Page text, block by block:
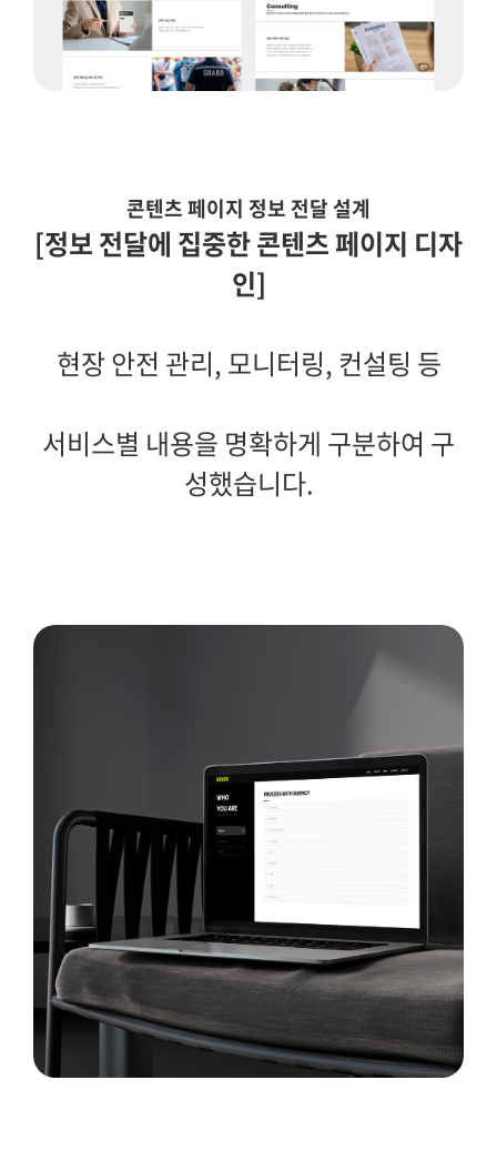
콘텐츠 페이지 정보 전달 설계
[정보 전달에 집중한 콘텐츠 페이지 디자
인]
현장 안전 관리, 모니터링, 컨설팅 등
서비스별 내용을 명확하게 구분하여 구
성했습니다.